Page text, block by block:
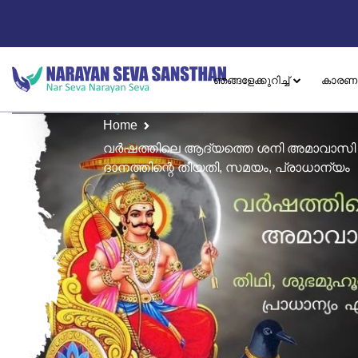
ഞങ്ങളേക്കുറിച്ച്
Home
വർഷത്തിലെ ആദ്യത്തെ ശനി അമാവാസി
ദാനത്തിന്റെ തീയതി, സമയം, പ്രാധാന്യം